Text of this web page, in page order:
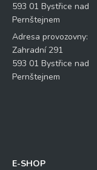
593 01 Bystřice nad
Pernštejnem
Adresa provozovny:
Zahradní 291
593 01 Bystřice nad
Pernštejnem
E-SHOP